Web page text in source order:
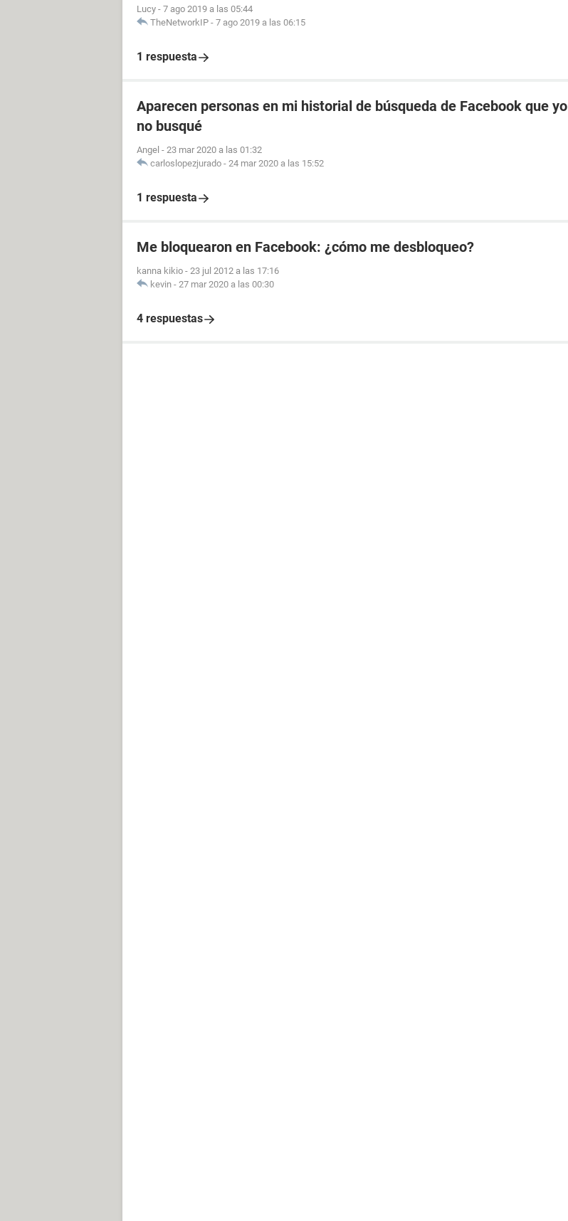
Lucy - 7 ago 2019 a las 05:44
TheNetworkIP - 7 ago 2019 a las 06:15
1 respuesta
Aparecen personas en mi historial de búsqueda de Facebook que yo
no busqué
Angel - 23 mar 2020 a las 01:32
carloslopezjurado - 24 mar 2020 a las 15:52
1 respuesta
Me bloquearon en Facebook: ¿cómo me desbloqueo?
kanna kikio - 23 jul 2012 a las 17:16
kevin - 27 mar 2020 a las 00:30
4 respuestas